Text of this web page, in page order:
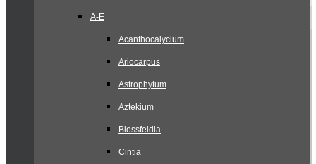
A-E
Acanthocalycium
Ariocarpus
Astrophytum
Aztekium
Blossfeldia
Cintia